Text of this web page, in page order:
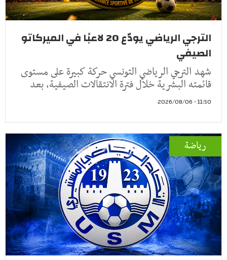
الترجي الرياضي يودّع 20 لاعبًا في الميركاتو
الصيفي
شهد الترجي الرياضي التونسي حركة كبيرة على مستوى
قائمته البشرية خلال فترة الانتقالات الصيفية، بعد
11:50 - 2026/08/06
رياضة